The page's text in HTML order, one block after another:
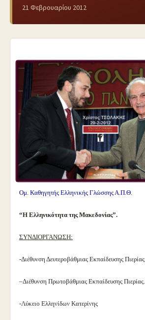
21 Φεβρουαρίου 2012
Oμ. Καθηγητής Ελληνικής Γλώσσης Α.Π.Θ.
“Η Ελληνικότητα της Μακεδονίας”.
ΣΥΝΔΙΟΡΓΑΝΩΣΗ:
-Διέθυνση Δευτεροβάθμιας Εκπαίδευσης Πιερίας.
–Διέθυνση Πρωτοβάθμιας Εκπαίδευσης Πιερίας.
-Λύκειο Ελληνίδων Κατερίνης